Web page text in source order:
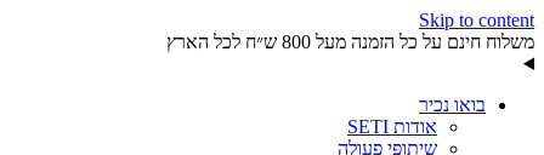
Skip to content
משלוח חינם על כל הזמנה מעל 800 ש״ח לכל הארץ
בואו נכיר
אודות SETI
שיתופי פעולה